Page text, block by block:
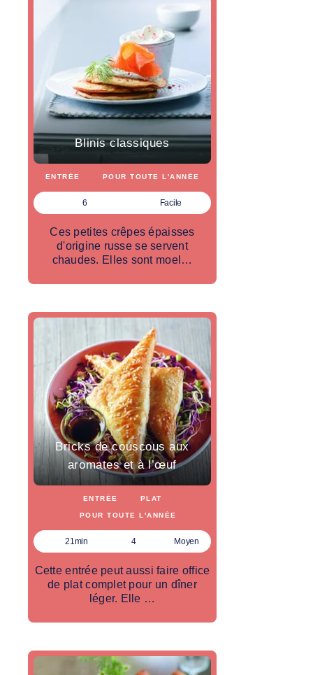
Blinis classiques
ENTRÉE POUR TOUTE L'ANNÉE
6 Facile
Ces petites crêpes épaisses
d'origine russe se servent
chaudes. Elles sont moel…
Bricks de couscous aux
aromates et à l’œuf
ENTRÉE PLAT
POUR TOUTE L'ANNÉE
21min 4 Moyen
Cette entrée peut aussi faire office
de plat complet pour un dîner
léger. Elle …